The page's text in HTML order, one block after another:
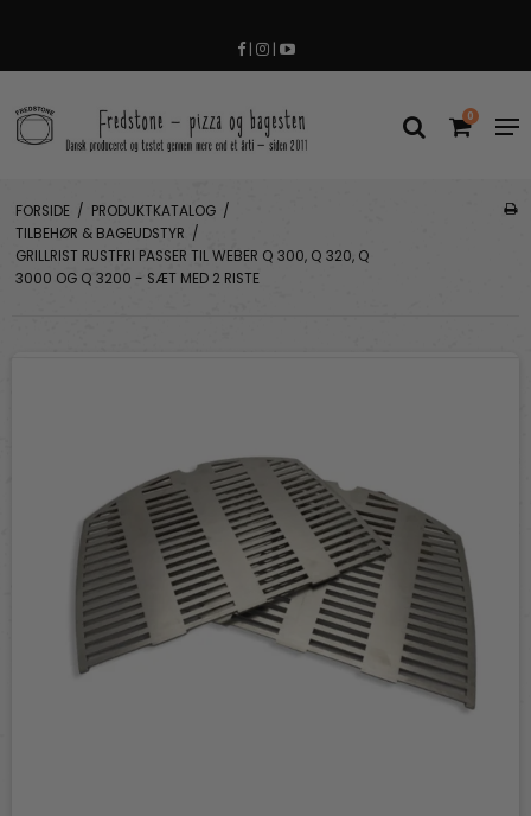
| |
0
FORSIDE / PRODUKTKATALOG /
TILBEHØR & BAGEUDSTYR /
GRILLRIST RUSTFRI PASSER TIL WEBER Q 300, Q 320, Q
3000 OG Q 3200 - SÆT MED 2 RISTE